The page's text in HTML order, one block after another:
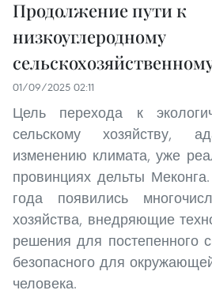
Продолжение пути к
низкоуглеродному
01/09/2025 02:11
Цель перехода к
сельскому хозяйству,
изменению климата, уже
провинциях дельты
года появились
хозяйства, внедряющие
решения для постепенного
безопасного для
человека.